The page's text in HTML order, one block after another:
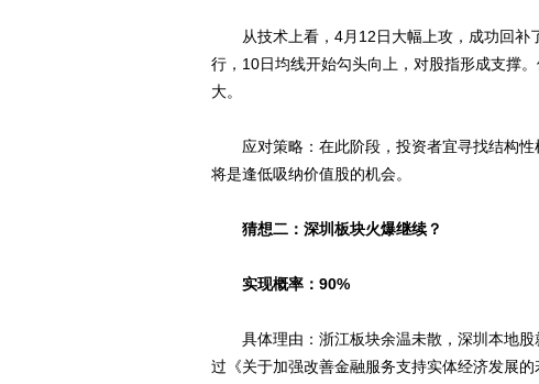
从技术上看，4月12日大幅上攻，成功回补
行，10日均线开始勾头向上，对股指形成支撑
大。
应对策略：在此阶段，投资者宜寻找结构性
将是逢低吸纳价值股的机会。
猜想二：深圳板块火爆继续？
实现概率：90%
具体理由：浙江板块余温未散，深圳本地股
过《关于加强改善金融服务支持实体经济发展